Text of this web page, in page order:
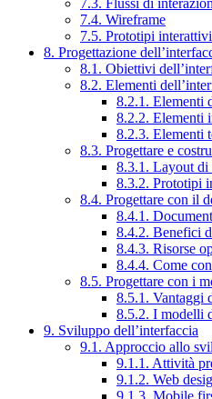
7.4. Wireframe
7.5. Prototipi interattivi
8. Progettazione
8.1. Obiettivi
8.2. Elementi
8.2.1. Elementi
8.2.2. Elementi
8.2.3. Elementi
8.3. Progettare e
8.3.1. Layout di
8.3.2. Prototipi
8.4. Progettare con il
8.4.1.
8.4.2. Benefici
8.4.3. Risorse
8.4.4. Come
8.5. Progettare con i
8.5.1. Vantaggi
8.5.2. I modelli
9. Sviluppo dell’interfaccia
9.1. Approccio allo
9.1.1. Attività
9.1.2. Web
9.1.3. Mobile